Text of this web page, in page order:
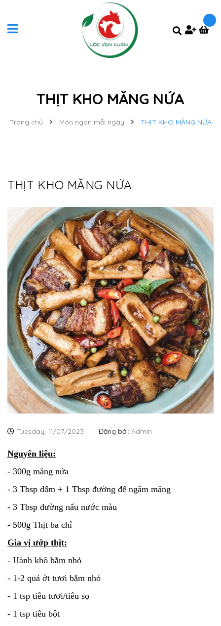
THỊT KHO MĂNG NỨA
Trang chủ Món ngon mỗi ngày THỊT KHO MĂNG NỨA
THỊT KHO MĂNG NỨA
Tuesday, 11/07/2023 Đăng bởi: Admin
Nguyên liệu:
- 300g măng nứa
- 3 Tbsp dấm + 1 Tbsp đường để ngâm măng
- 3 Tbsp đường nấu nước màu
- 500g Thịt ba chỉ
Gia vị ướp thịt:
- Hành khô bằm nhỏ
- 1-2 quả ớt tươi bằm nhỏ
- 1 tsp tiêu tươi/tiêu sọ
- 1 tsp tiêu bột